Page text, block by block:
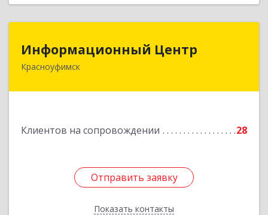
Информационный Центр
Красноуфимск
Клиентов на сопровождении 28
Отправить заявку
Показать контакты
Информационный Центр
623300, Свердловская обл, Красноуфимск г,
Отправить заявку
Назад